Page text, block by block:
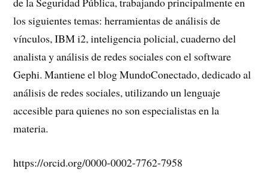
los siguientes temas: herramientas de análisis de
vínculos, IBM i2, inteligencia policial, cuaderno del
analista y análisis de redes sociales con el software
Gephi. Mantiene el blog MundoConectado, dedicado al
análisis de redes sociales, utilizando un lenguaje
accesible para quienes no son especialistas en la
materia.
https://orcid.org/0000-0002-7762-7958